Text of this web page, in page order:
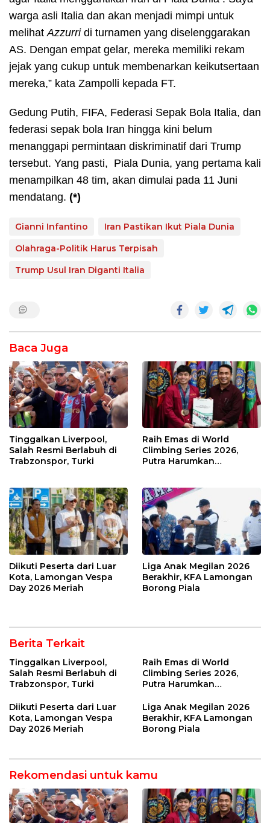
warga asli Italia dan akan menjadi mimpi untuk
melihatAzzurridi turnamen yang diselenggarakan
AS. Dengan empat gelar, mereka memiliki rekam
jejak yang cukup untuk membenarkan keikutsertaan
mereka,” kata Zampolli kepada FT.
Gedung Putih, FIFA, Federasi Sepak Bola Italia, dan
federasi sepak bola Iran hingga kini belum
menanggapi permintaan diskriminatif dari Trump
tersebut. Yang pasti, Piala Dunia, yang pertama kali
menampilkan 48 tim, akan dimulai pada 11 Juni
mendatang. (*)
Gianni Infantino
Iran Pastikan Ikut Piala Dunia
Olahraga-Politik Harus Terpisah
Trump Usul Iran Diganti Italia
Baca Juga
Tinggalkan Liverpool,
Salah Resmi Berlabuh di
Trabzonspor, Turki
Raih Emas di World
Climbing Series 2026,
Putra Harumkan
Diikuti Peserta dari Luar
Kota, Lamongan Vespa
Day 2026 Meriah
Liga Anak Megilan 2026
Berakhir, KFA Lamongan
Borong Piala
Berita Terkait
Tinggalkan Liverpool,
Salah Resmi Berlabuh di
Trabzonspor, Turki
Raih Emas di World
Climbing Series 2026,
Putra Harumkan
Diikuti Peserta dari Luar
Kota, Lamongan Vespa
Day 2026 Meriah
Liga Anak Megilan 2026
Berakhir, KFA Lamongan
Borong Piala
Rekomendasi untuk kamu